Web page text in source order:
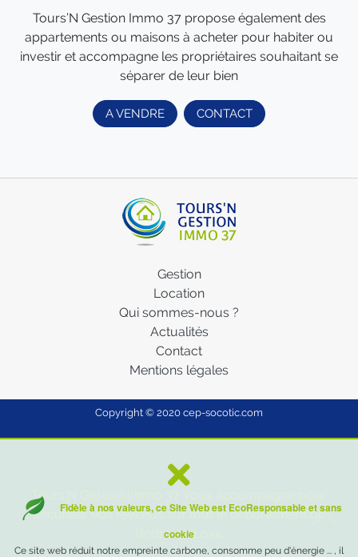
Tours’N Gestion Immo 37 propose également des
appartements ou maisons à acheter pour habiter ou
investir et accompagne les propriétaires souhaitant se
séparer de leur bien
A VENDRE CONTACT
Fidèle à nos valeurs, ce Site Web est EcoResponsable et sans
cookie
Ce site web réduit notre empreinte carbone, consomme peu d'énergie ... , il
Gestion
Location
Qui sommes-nous ?
Actualités
Contact
Mentions légales
Copyright © 2020 cep-socotic.com
Tours'N Gestion Immo 37 vous accompagne pour
sécuriser vos revenus sur tout le département de
l'Indre-et-Loire